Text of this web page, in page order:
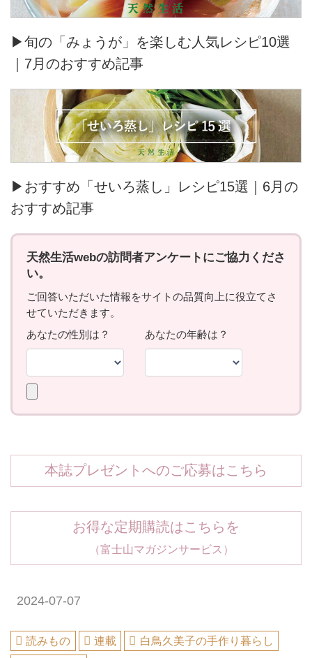
▶旬の「みょうが」を楽しむ人気レシピ10選
｜7月のおすすめ記事
▶おすすめ「せいろ蒸し」レシピ15選｜6月の
おすすめ記事
本誌プレゼントへのご応募はこちら
お得な定期購読はこちらを
（富士山マガジンサービス）
2024-07-07
読みもの 連載
白鳥久美子の手作り暮らし